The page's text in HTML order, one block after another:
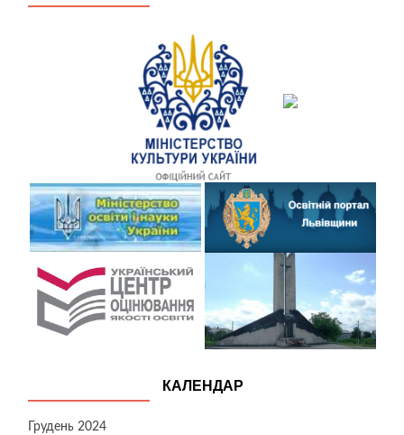
КАЛЕНДАР
Грудень 2024